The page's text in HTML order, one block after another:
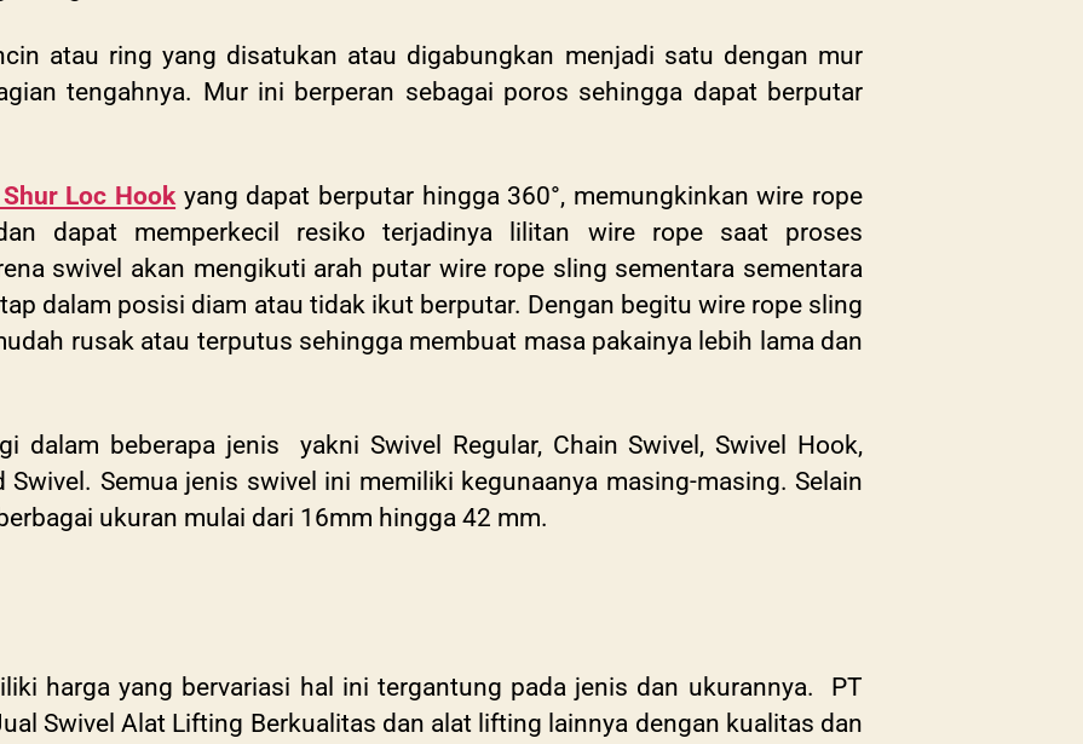
atau ring yang disatukan atau digabungkan menjadi satu dengan mur
tengahnya. Mur ini berperan sebagai poros sehingga dapat berputar
Loc Hookyang dapat berputar hingga 360°, memungkinkan wire rope
dapat memperkecil resiko terjadinya lilitan wire rope saat proses
swivel akan mengikuti arah putar wire rope sling sementara sementara
dalam posisi diam atau tidak ikut berputar. Dengan begitu wire rope sling
rusak atau terputus sehingga membuat masa pakainya lebih lama dan
dalam beberapa jenis yakni Swivel Regular, Chain Swivel, Swivel Hook,
Swivel. Semua jenis swivel ini memiliki kegunaanya masing-masing. Selain
ukuran mulai dari 16mm hingga 42 mm.
harga yang bervariasi hal ini tergantung pada jenis dan ukurannya. PT
Swivel Alat Lifting Berkualitas dan alat lifting lainnya dengan kualitas dan